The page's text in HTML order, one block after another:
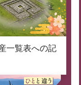
一覧表への記